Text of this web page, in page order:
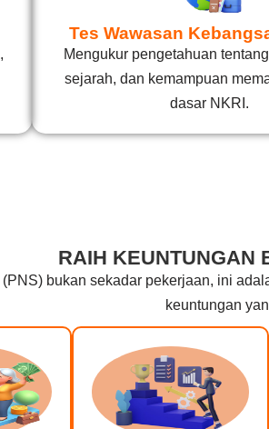
Tes Wawasan
Mengukur pengetahuan
sejarah, dan kemampuan
dasar NKRI.
RAIH KEUNTUNGAN
bukan sekadar pekerjaan, ini
keuntungan